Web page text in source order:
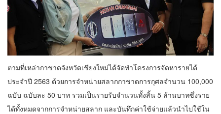
ตามที่เหล่ากาชาดจังหวัดเชียงใหม่ได้จัดทำโครงการจัดหารายได้
ประจำปี 2563 ด้วยการจำหน่ายสลากกาชาดการกุศลจำนวน 100,000
ฉบับ ฉบับละ 50 บาท รวมเป็นรายรับจำนวนทั้งสิ้น 5 ล้านบาทซึ่งราย
ได้ทั้งหมดจากการจำหน่ายสลาก และบันทึกค่าใช้จ่ายแล้วนำไปใช้ใน